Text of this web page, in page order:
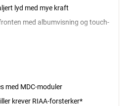
lyd med mye kraft
med albumvisning og touch-
med MDC-moduler
krever RIAA-forsterker*